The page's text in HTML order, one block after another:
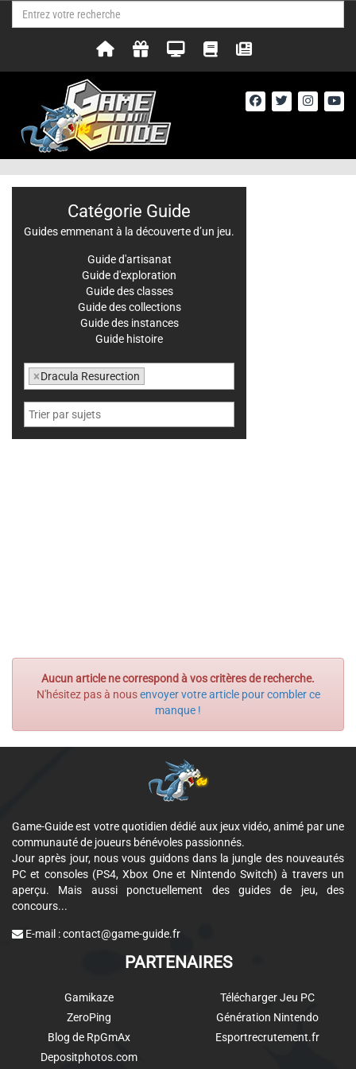
Aucun article ne correspond à vos critères de recherche.
N'hésitez pas à nousenvoyer votre article pour combler ce
manque !
Catégorie Guide
Guides emmenant à la découverte d’un jeu.
Guide d'artisanat
Guide d'exploration
Guide des classes
Guide des collections
Guide des instances
Guide histoire
×Dracula Resurection
Game-Guide est votre quotidien dédié aux jeux vidéo, animé par une
communauté de joueurs bénévoles passionnés.
Jour après jour, nous vous guidons dans la jungle des nouveautés
PC et consoles (PS4, Xbox One et Nintendo Switch) à travers un
aperçu. Mais aussi ponctuellement des guides de jeu, des
concours...
E-mail :contact@game-guide.fr
PARTENAIRES
Gamikaze
ZeroPing
Blog de RpGmAx
Depositphotos.com
Télécharger Jeu PC
Génération Nintendo
Esportrecrutement.fr